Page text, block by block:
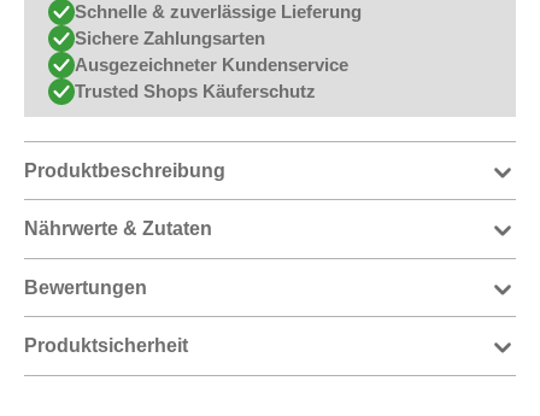
Schnelle & zuverlässige Lieferung
Sichere Zahlungsarten
Ausgezeichneter Kundenservice
Trusted Shops Käuferschutz
Produktbeschreibung
Nährwerte & Zutaten
Bewertungen
Produktsicherheit